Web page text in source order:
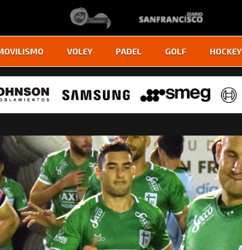
VOLEY PADEL GOLF HOCKEY